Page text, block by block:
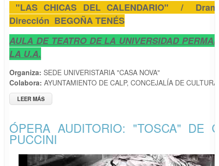
"LAS CHICAS DEL CALENDARIO" /
Dirección BEGOÑA TENÉS
AULA DE TEATRO DE LA UNIVERSIDAD
LA U.A.
Organiza: SEDE UNIVERISTARIA "CASA NOVA"
Colabora: AYUNTAMIENTO DE CALP, CONCEJALÍA DE CULTURA
LEER MÁS
ROSICH
ÓPERA AUDITORIO: "TOSCA" DE
PUCCINI